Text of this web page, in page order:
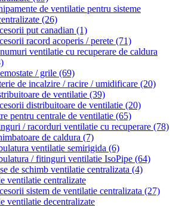
de ventilatie pentru sisteme
(26)
put canadian (1)
racord acoperis / perete (71)
ventilatie cu recuperare de caldura
/ grile (69)
de incalzire / racire / umidificare (20)
de ventilatie (39)
distribuitoare de ventilatie (20)
pentru centrale de ventilatie (65)
/ racorduri ventilatie cu recuperare (78)
de caldura (7)
ventilatie semirigida (6)
/ fitinguri ventilatie IsoPipe (64)
de schimb ventilatie centralizata (4)
ventilatie centralizate
sistem de ventilatie centralizata (27)
ventilatie decentralizate